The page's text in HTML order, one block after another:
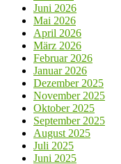
Juni 2026
Mai 2026
April 2026
März 2026
Februar 2026
Januar 2026
Dezember 2025
November 2025
Oktober 2025
September 2025
August 2025
Juli 2025
Juni 2025